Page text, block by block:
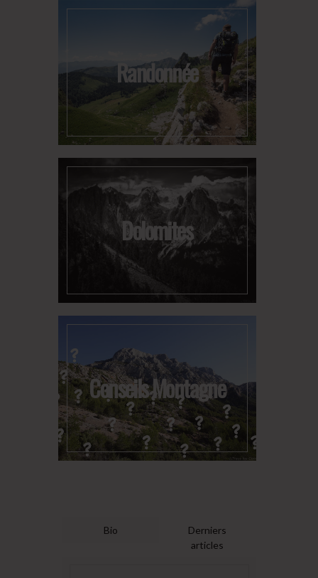
Randonnée
Dolomites
Conseils Montagne
Bio
Derniers
articles